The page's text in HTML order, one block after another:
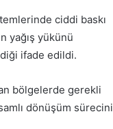
ciddi baskı
yağış yükünü
ifade edildi.
bölgelerde gerekli
dönüşüm sürecini